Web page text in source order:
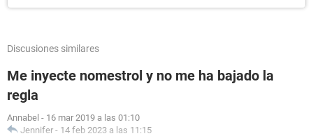
Discusiones similares
Me inyecte nomestrol y no me ha bajado la
regla
Annabel - 16 mar 2019 a las 01:10
Jennifer - 14 feb 2023 a las 11:15